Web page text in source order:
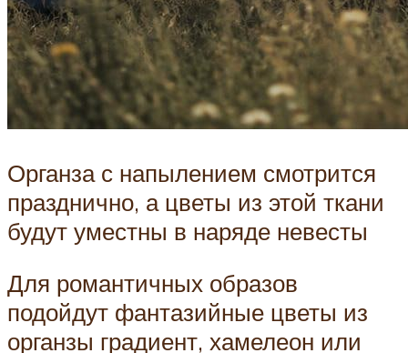
Органза с напылением смотрится
празднично, а цветы из этой ткани
будут уместны в наряде невесты
Для романтичных образов
подойдут фантазийные цветы из
органзы градиент, хамелеон или